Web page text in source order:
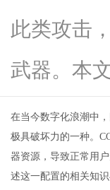
此类攻击
武器。本
在当今数字化浪潮中
极具破坏力的一种。
器资源，导致正常用
述这一配置的相关知